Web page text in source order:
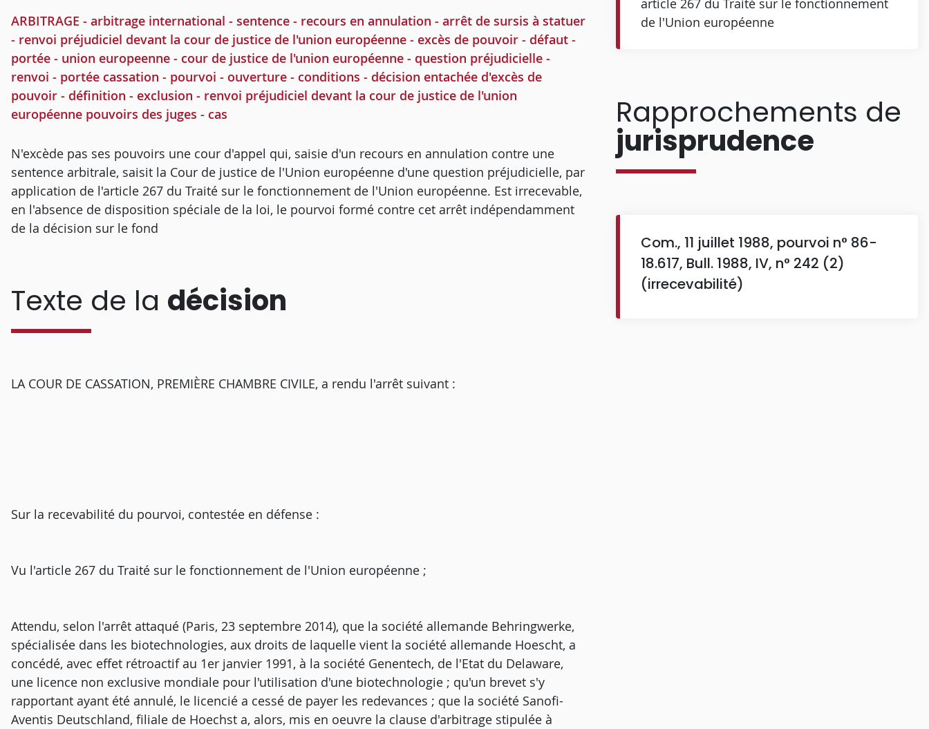
ARBITRAGE - arbitrage international - sentence - recours en annulation - arrêt de sursis à statuer
- renvoi préjudiciel devant la cour de justice de l'union européenne - excès de pouvoir - défaut -
portée - union europeenne - cour de justice de l'union européenne - question préjudicielle -
renvoi - portée cassation - pourvoi - ouverture - conditions - décision entachée d'excès de
pouvoir - définition - exclusion - renvoi préjudiciel devant la cour de justice de l'union
européenne pouvoirs des juges - cas
N'excède pas ses pouvoirs une cour d'appel qui, saisie d'un recours en annulation contre une
sentence arbitrale, saisit la Cour de justice de l'Union européenne d'une question préjudicielle, par
application de l'article 267 du Traité sur le fonctionnement de l'Union européenne. Est irrecevable,
en l'absence de disposition spéciale de la loi, le pourvoi formé contre cet arrêt indépendamment
de la décision sur le fond
Texte de la décision
LA COUR DE CASSATION, PREMIÈRE CHAMBRE CIVILE, a rendu l'arrêt suivant :
Sur la recevabilité du pourvoi, contestée en défense :
Vu l'article 267 du Traité sur le fonctionnement de l'Union européenne ;
Attendu, selon l'arrêt attaqué (Paris, 23 septembre 2014), que la société allemande Behringwerke,
spécialisée dans les biotechnologies, aux droits de laquelle vient la société allemande Hoescht, a
concédé, avec effet rétroactif au 1er janvier 1991, à la société Genentech, de l'Etat du Delaware,
une licence non exclusive mondiale pour l'utilisation d'une biotechnologie ; qu'un brevet s'y
rapportant ayant été annulé, le licencié a cessé de payer les redevances ; que la société Sanofi-
Aventis Deutschland, filiale de Hoechst a, alors, mis en oeuvre la clause d'arbitrage stipulée à
article 267 du Traité sur le fonctionnement
de l'Union européenne
Rapprochements de
jurisprudence
Com., 11 juillet 1988, pourvoi n° 86-
18.617, Bull. 1988, IV, n° 242 (2)
(irrecevabilité)